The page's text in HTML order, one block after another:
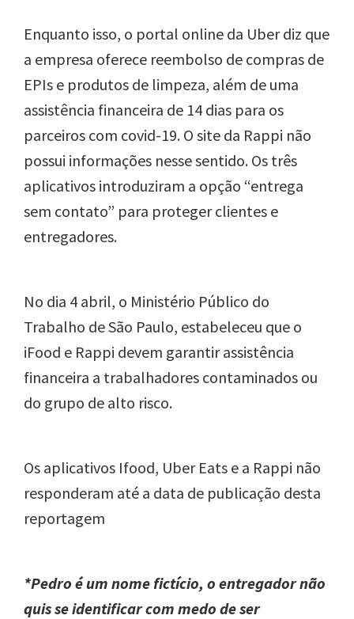
Enquanto isso, o portal online da Uber diz que
a empresa oferece reembolso de compras de
EPIs e produtos de limpeza, além de uma
assistência financeira de 14 dias para os
parceiros com covid-19. O site da Rappi não
possui informações nesse sentido. Os três
aplicativos introduziram a opção “entrega
sem contato” para proteger clientes e
entregadores.
No dia 4 abril, o Ministério Público do
Trabalho de São Paulo, estabeleceu que o
iFood e Rappi devem garantir assistência
financeira a trabalhadores contaminados ou
do grupo de alto risco.
Os aplicativos Ifood, Uber Eats e a Rappi não
responderam até a data de publicação desta
reportagem
*Pedro é um nome fictício, o entregador não
quis se identificar com medo de ser